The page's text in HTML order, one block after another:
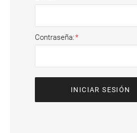
Contraseña
INICIAR SESIÓN